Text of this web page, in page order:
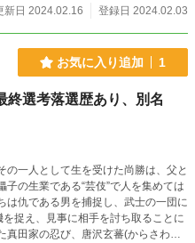
新日 2024.02.16
登録日 2024.02.03
お気に入り追加 1
終選考落選歴あり、別名
一人として生を受けた尚勝は、父と
の生業である“芸伎”で人を集めては
は仇である男を捕捉し、武士の一団に
捉え、見事に相手を討ち取ることに
真田家の忍び、唐沢玄蕃(からさわげ